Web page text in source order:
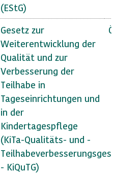
(EStG)
Gesetz zur
Weiterentwicklung der
Qualität und zur
Verbesserung der
Teilhabe in
Tageseinrichtungen und
in der
Kindertagespflege
(KiTa-Qualitäts- und -
- KiQuTG)